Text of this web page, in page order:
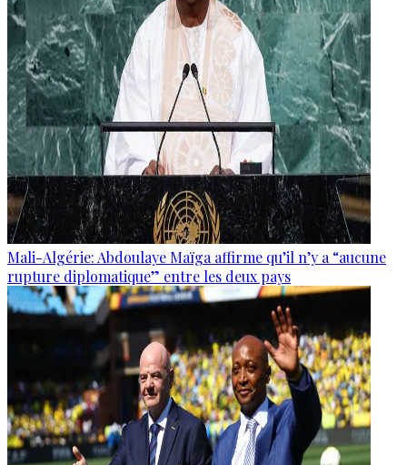
Mali-Algérie: Abdoulaye Maïga affirme qu’il n’y a “aucune
rupture diplomatique” entre les deux pays